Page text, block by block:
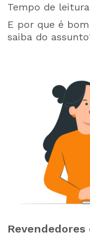
Tempo de
E por que é
saiba do